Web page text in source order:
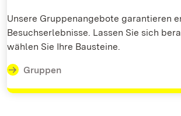
Unsere Gruppenangebote garantieren
Besuchserlebnisse. Lassen Sie sich
wählen Sie Ihre Bausteine.
Gruppen